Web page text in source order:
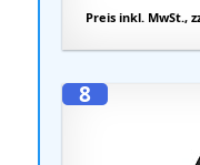
Preis inkl. MwSt.,
8